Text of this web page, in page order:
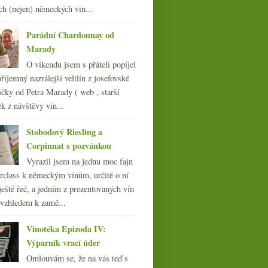
(252)
(249)
(249)
(270)
(108)
(nejen) německých vin...
Parádní Chardonnay od
Marady
O víkendu jsem s přáteli popíjel
nazrálejší veltlín z josefovské
od Petra Marady ( web , starší
z návštěvy vin...
Stobodový Riesling a
Corpinnat s pozvánkou
Vyrazil jsem na jednu moc fajn
k německým vínům, určitě o ní
řeč, a jedním z prezentovaných vín
k zamě...
Vinotéka Epizoda IV:
Výparník vrací úder
Omlouvám se, že na vás teď s